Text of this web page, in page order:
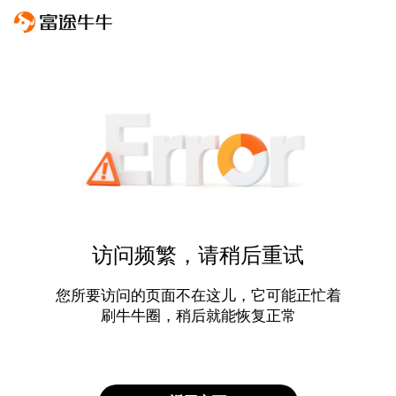
访问频繁，请稍后重试
您所要访问的页面不在这儿，它可能正忙着
刷牛牛圈，稍后就能恢复正常